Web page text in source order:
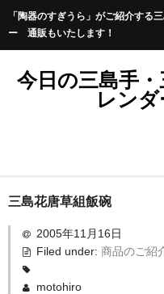
「陶器のすぎうら」がご紹介する
ー 通販もいたします！
今日の三島手
レン
三島花唐草組飯碗
2005年11月16日
Filed under: 商品のご紹
motohiro